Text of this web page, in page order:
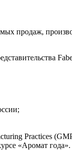
продаж,
Practices
«Аромат года».